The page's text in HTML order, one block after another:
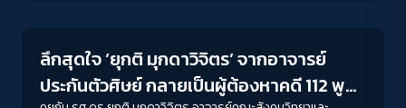
ลึกสุดใจ ‘ยุกติ มุกดาวิจิตร’ จากอาจารย์
ประกันตัวศิษย์ กลายเป็นผู้ต้องหาคดี 112 พูด